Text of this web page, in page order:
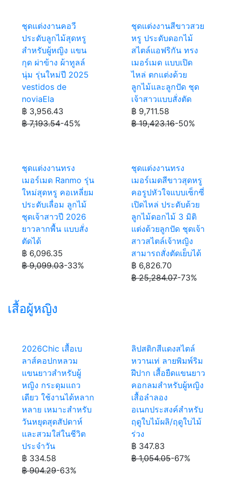
ชุดแต่งงานคอวี
ประดับลูกไม้สุดหรู
สำหรับผู้หญิง แขน
กุด ผ่าข้าง ผ้าทูลล์
นุ่ม รุ่นใหม่ปี 2025
vestidos de
noviaEla
฿ 3,956.43
฿ 7,193.54-45%
ชุดแต่งงานสีขาวสวย
หรู ประดับดอกไม้
สไตล์แอฟริกัน ทรง
เมอร์เมด แบบเปิด
ไหล่ ตกแต่งด้วย
ลูกไม้และลูกปัด ชุด
เจ้าสาวแบบสั่งตัด
฿ 9,711.58
฿ 19,423.16-50%
ชุดแต่งงานทรง
เมอร์เมด Ranmo รุ่น
ใหม่สุดหรู คอเหลี่ยม
ประดับเลื่อม ลูกไม้
ชุดเจ้าสาวปี 2026
ยาวลากพื้น แบบสั่ง
ตัดได้
฿ 6,096.35
฿ 9,099.03-33%
ชุดแต่งงานทรง
เมอร์เมดสีขาวสุดหรู
คอรูปหัวใจแบบเซ็กซี่
เปิดไหล่ ประดับด้วย
ลูกไม้ดอกไม้ 3 มิติ
แต่งด้วยลูกปัด ชุดเจ้า
สาวสไตล์เจ้าหญิง
สามารถสั่งตัดเย็บได้
฿ 6,826.70
฿ 25,284.07-73%
เสื้อผู้หญิง
2026Chic เสื้อเบ
ลาส์คอปกหลวม
แขนยาวสำหรับผู้
หญิง กระดุมแถว
เดียว ใช้งานได้หลาก
หลาย เหมาะสำหรับ
วันหยุดสุดสัปดาห์
และสวมใส่ในชีวิต
ประจำวัน
฿ 334.58
฿ 904.29-63%
ลิปสติกสีแดงสไตล์
หวานเท่ ลายพิมพ์ริม
ฝีปาก เสื้อยืดแขนยาว
คอกลมสำหรับผู้หญิง
เสื้อลำลอง
อเนกประสงค์สำหรับ
ฤดูใบไม้ผลิ/ฤดูใบไม้
ร่วง
฿ 347.83
฿ 1,054.05-67%